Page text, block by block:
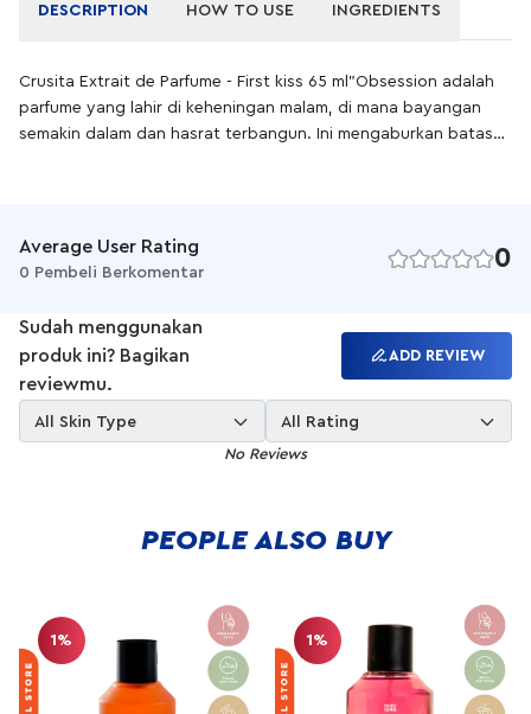
DESCRIPTION HOW TO USE INGREDIENTS
Crusita Extrait de Parfume - First kiss 65 ml"Obsession adalah
parfume yang lahir di keheningan malam, di mana bayangan
semakin dalam dan hasrat terbangun. Ini mengaburkan batas
kulit—menghantui, tak terlupakan, dan terlarang secara tak
tertahankan. Kekuatan yang tenang, kenangan yang melekat,
Chocolate, Cashmere Wood, Tobacco, Precious MuskMiddle
Notes : Christmas Orange, Dey Fruit, OrrisTop Notes : Rum,
Orange, Sage
Average User Rating
0 Pembeli Berkomentar 0
Sudah menggunakan
produk ini? Bagikan
reviewmu.
ADD REVIEW
All Skin Type All Rating
No Reviews
PEOPLE ALSO BUY
1% 1%